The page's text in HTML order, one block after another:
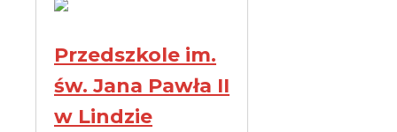
Przedszkole im.
św. Jana Pawła II
w Lindzie